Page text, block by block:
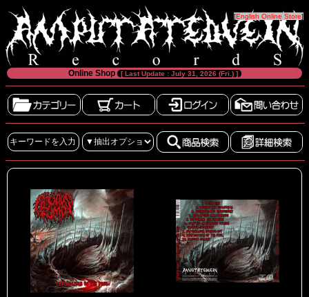
[English Online Store]
Online Shop [ Last Update : July 31, 2026 (Fri.) ]